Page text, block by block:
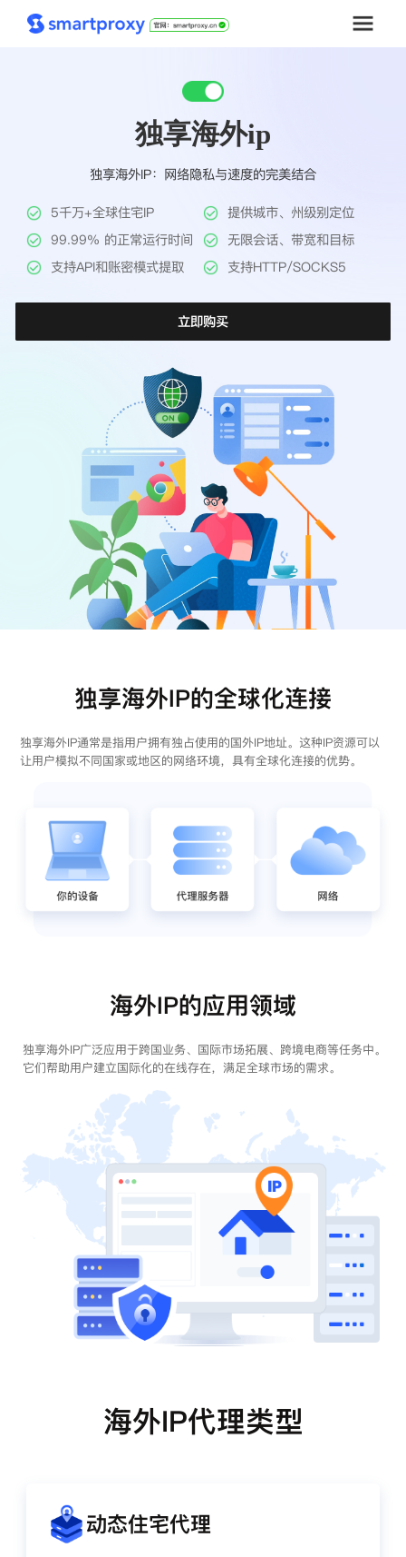
工具
帮助中心
独享海外ip
独享海外IP：网络隐私与速度的完美结合
5千万+全球住宅IP
提供城市、州级别定位
99.99% 的正常运行时间
无限会话、带宽和目标
支持API和账密模式提取
支持HTTP/SOCKS5
立即购买
独享海外IP的全球化连接
独享海外IP通常是指用户拥有独占使用的国外IP地址。这种IP资源可以
让用户模拟不同国家或地区的网络环境，具有全球化连接的优势。
海外IP的应用领域
独享海外IP广泛应用于跨国业务、国际市场拓展、跨境电商等任务中。
它们帮助用户建立国际化的在线存在，满足全球市场的需求。
海外IP代理类型
动态住宅代理